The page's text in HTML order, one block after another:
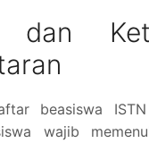
dan
beasiswa
wajib